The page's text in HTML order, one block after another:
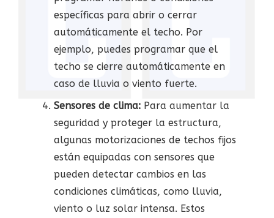
específicas para abrir o cerrar
automáticamente el techo. Por
ejemplo, puedes programar que el
techo se cierre automáticamente en
caso de lluvia o viento fuerte.
Sensores de clima: Para aumentar la
seguridad y proteger la estructura,
algunas motorizaciones de techos fijos
están equipadas con sensores que
pueden detectar cambios en las
condiciones climáticas, como lluvia,
viento o luz solar intensa. Estos